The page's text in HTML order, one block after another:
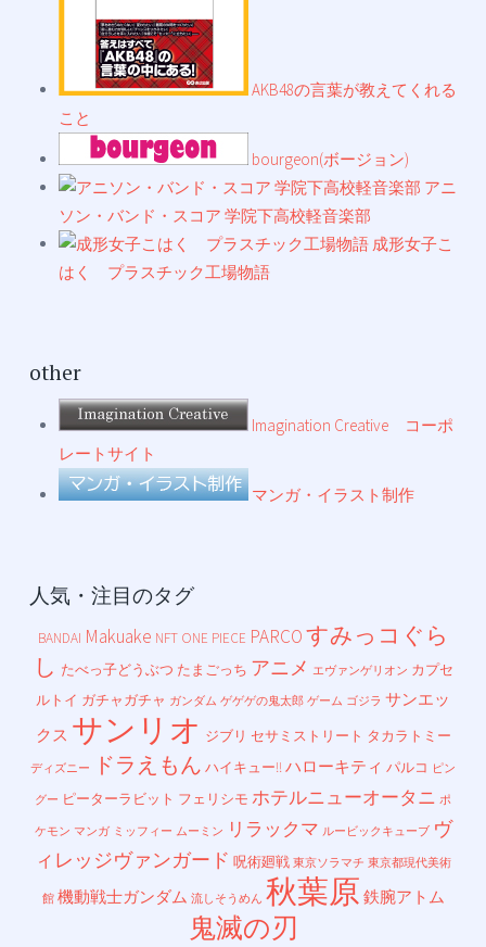
AKB48の言葉が教えてくれる
こと
bourgeon(ボージョン)
アニ
ソン・バンド・スコア 学院下高校軽音楽部
成形女子こ
はく プラスチック工場物語
other
Imagination Creative コーポ
レートサイト
マンガ・イラスト制作
人気・注目のタグ
BANDAI Makuake NFT ONE PIECE PARCOすみっコぐら
し たべっ子どうぶつ たまごっち アニメ エヴァンゲリオン カプセ
ルトイ ガチャガチャ ガンダム ゲゲゲの鬼太郎 ゲーム ゴジラ サンエッ
クス サンリオ ジブリ セサミストリート タカラトミー
ディズニー ドラえもん ハイキュー!!ハローキティ パルコ ピン
グー ピーターラビット フェリシモ ホテルニューオータニ ポ
ケモン マンガ ミッフィー ムーミン リラックマ ルービックキューブ ヴ
ィレッジヴァンガード 呪術廻戦 東京ソラマチ 東京都現代美術
館 機動戦士ガンダム 流しそうめん 秋葉原 鉄腕アトム
鬼滅の刃